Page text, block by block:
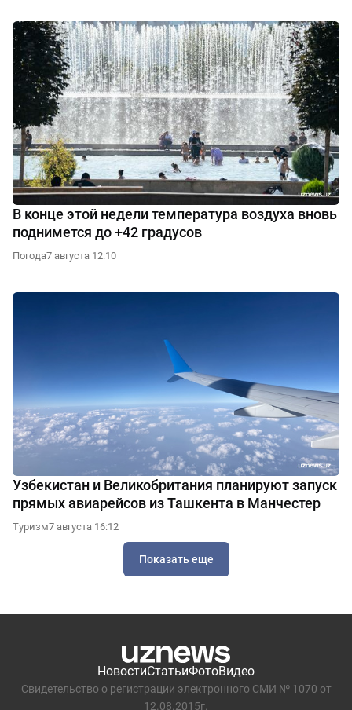
В конце этой недели температура воздуха вновь
поднимется до +42 градусов
Погода7 августа 12:10
Узбекистан и Великобритания планируют запуск
прямых авиарейсов из Ташкента в Манчестер
Туризм7 августа 16:12
Показать еще
НовостиСтатьиФотоВидео
Свидетельство о регистрации электронного СМИ № 1070 от
12.08.2015г.